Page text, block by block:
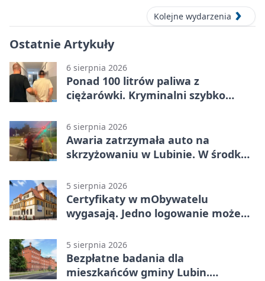
Kolejne wydarzenia
Ostatnie Artykuły
6 sierpnia 2026
Ponad 100 litrów paliwa z
ciężarówki. Kryminalni szybko
6 sierpnia 2026
Awaria zatrzymała auto na
skrzyżowaniu w Lubinie. W środku
5 sierpnia 2026
Certyfikaty w mObywatelu
wygasają. Jedno logowanie może
5 sierpnia 2026
Bezpłatne badania dla
mieszkańców gminy Lubin.